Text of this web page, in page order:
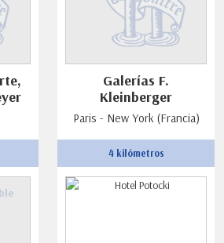
Galerías F.
Kleinberger
Paris - New York (Francia)
4 kilómetros